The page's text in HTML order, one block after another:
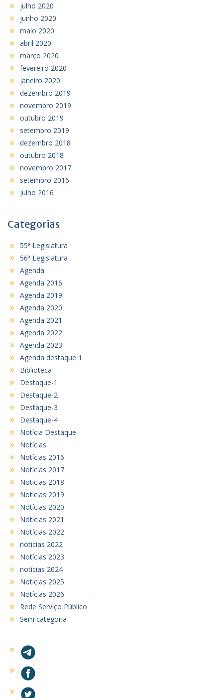
julho 2020
junho 2020
maio 2020
abril 2020
março 2020
fevereiro 2020
janeiro 2020
dezembro 2019
novembro 2019
outubro 2019
setembro 2019
dezembro 2018
outubro 2018
novembro 2017
setembro 2016
julho 2016
Categorias
55ª Legislatura
56ª Legislatura
Agenda
Agenda 2016
Agenda 2019
Agenda 2020
Agenda 2021
Agenda 2022
Agenda 2023
Agenda destaque 1
Biblioteca
Destaque-1
Destaque-2
Destaque-3
Destaque-4
Notícia Destaque
Notícias
Notícias 2016
Notícias 2017
Noticias 2018
Notícias 2019
Notícias 2020
Notícias 2021
Notícias 2022
noticias 2022
Notícias 2023
notícias 2024
Noticias 2025
Notícias 2026
Rede Serviço Público
Sem categoria